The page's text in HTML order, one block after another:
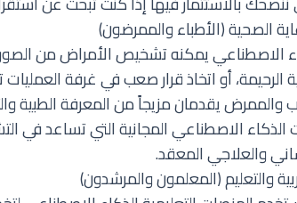
الاصطناعي يمكنه تشخيص الأمراض من الصور
الرحيمة، أو اتخاذ قرار صعب في غرفة
والممرض يقدمان مزيجاً من المعرفة الطبية
الذكاء الاصطناعي المجانيةالتي تساعد في
والعلاجي المعقد.